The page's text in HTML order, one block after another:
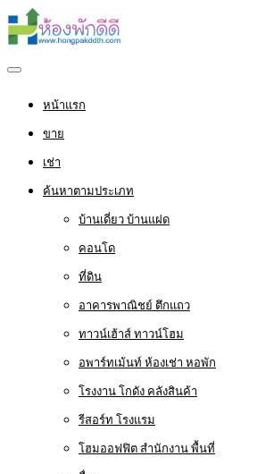
หน้าแรก
ขาย
เช่า
ค้นหาตามประเภท
บ้านเดี่ยว บ้านแฝด
คอนโด
ที่ดิน
อาคารพาณิชย์ ตึกแถว
ทาวน์เฮ้าส์ ทาวน์โฮม
อพาร์ทเม้นท์ ห้องเช่า หอพัก
โรงงาน โกดัง คลังสินค้า
รีสอร์ท โรงแรม
โฮมออฟฟิต สำนักงาน พื้นที่